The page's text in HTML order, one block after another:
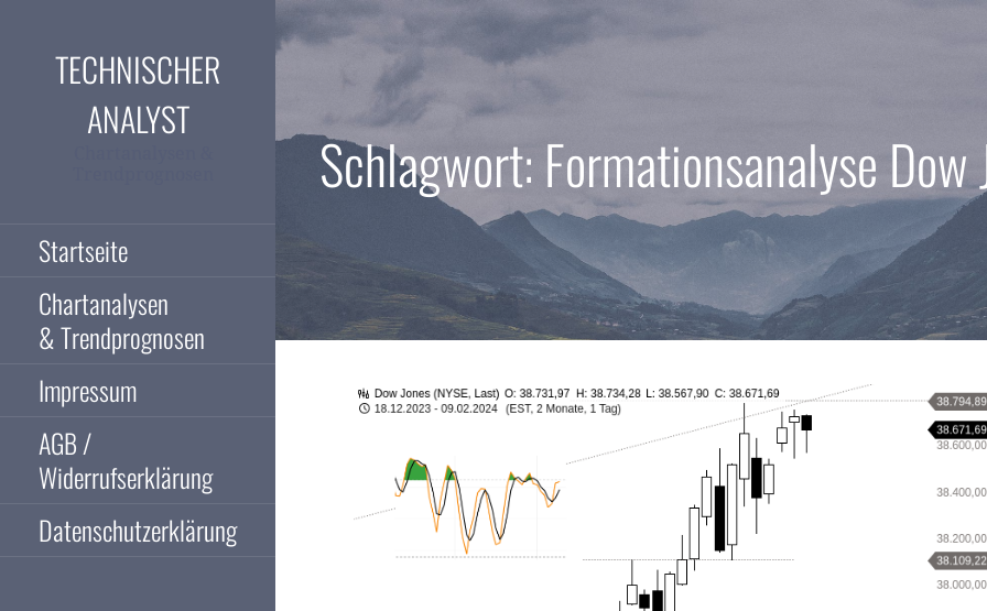
Inhalt
TECHNISCHER
ANALYST
Startseite
Chartanalysen
& Trendprognosen
Impressum
AGB /
Widerrufserklärung
Datenschutzerklärung
Schlagwort: Formationsanalyse Dow